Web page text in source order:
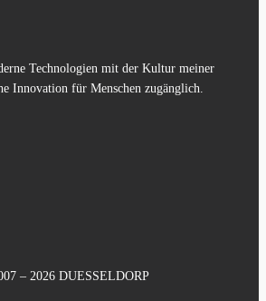
Technologien mit der Kultur meiner
Innovation für Menschen zugänglich.
– 2026 DUESSELDORP